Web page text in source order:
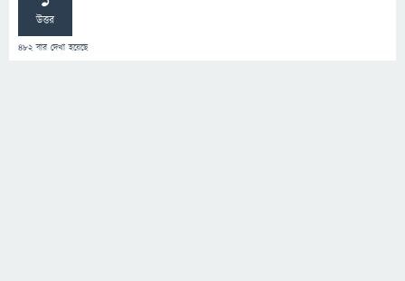
উত্তর
482বার দেখা হয়েছে